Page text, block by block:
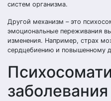
систем организма.
Другой механизм – это
эмоциональные переживания
изменения. Например, страх
сердцебиению и повышенному
заболевания